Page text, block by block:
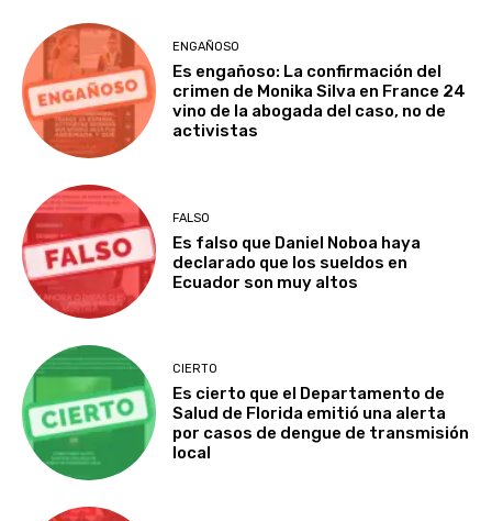
ENGAÑOSO
Es engañoso: La confirmación del
crimen de Monika Silva en France 24
vino de la abogada del caso, no de
activistas
FALSO
Es falso que Daniel Noboa haya
declarado que los sueldos en
Ecuador son muy altos
CIERTO
Es cierto que el Departamento de
Salud de Florida emitió una alerta
por casos de dengue de transmisión
local